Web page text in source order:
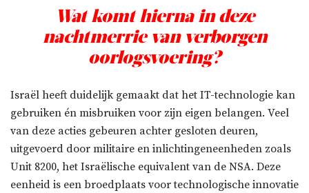
Wat komt hierna in deze
nachtmerrie van verborgen
oorlogsvoering?
Israël heeft duidelijk gemaakt dat het IT-technologie kan
gebruiken én misbruiken voor zijn eigen belangen. Veel
van deze acties gebeuren achter gesloten deuren,
uitgevoerd door militaire en inlichtingeneenheden zoals
Unit 8200, het Israëlische equivalent van de NSA. Deze
eenheid is een broedplaats voor technologische innovatie